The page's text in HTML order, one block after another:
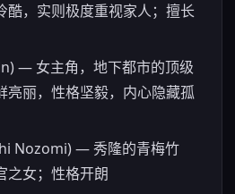
酷，实则极度重视家人；擅长
— 女主角，地下都市的顶级
亮丽，性格坚毅，内心隐藏孤
Nozomi) — 秀隆的青梅竹
之女；性格开朗